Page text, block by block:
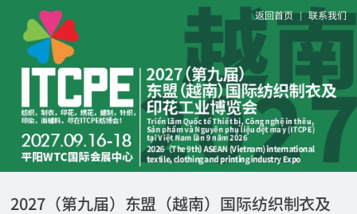
返回首页 | 联系我们
2027（第九届）东盟（越南）国际纺织制衣及